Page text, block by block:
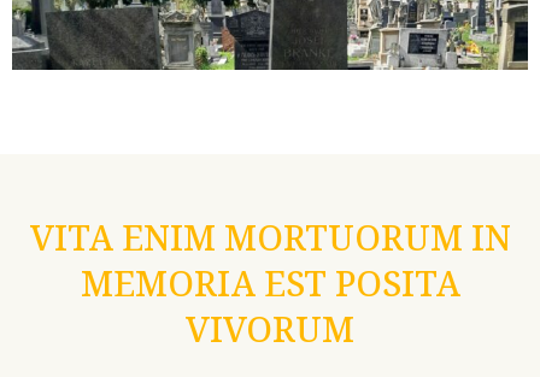
VITA ENIM MORTUORUM IN
MEMORIA EST POSITA
VIVORUM